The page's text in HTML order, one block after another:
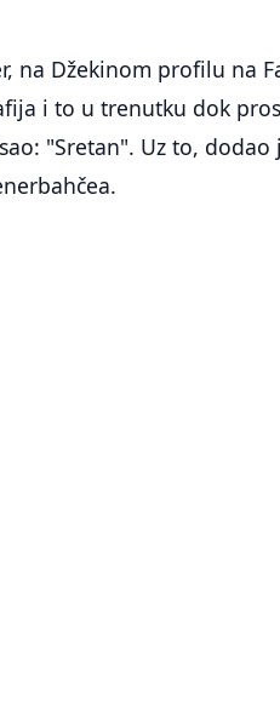
na Džekinom profilu na
i to u trenutku dok
"Sretan". Uz to,